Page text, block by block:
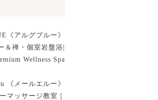
《アルグブルー》
＆禅・個室岩盤浴|
Wellness Spa
《メールエルー》
マッサージ教室｜